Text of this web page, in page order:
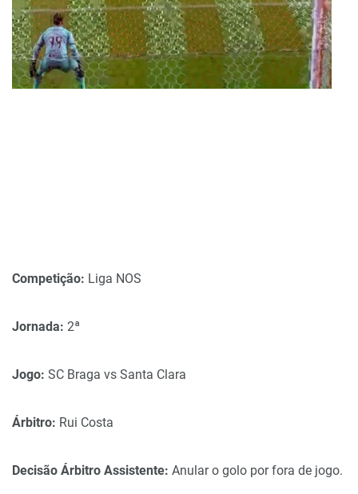
Competição: Liga NOS
Jornada: 2ª
Jogo: SC Braga vs Santa Clara
Árbitro: Rui Costa
Decisão Árbitro Assistente: Anular o golo por fora de jogo.